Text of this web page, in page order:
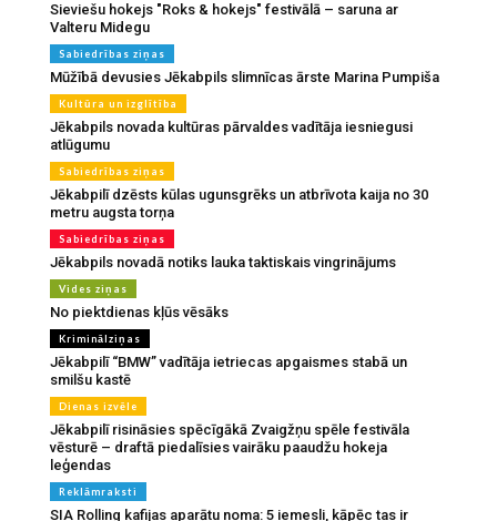
Sieviešu hokejs "Roks & hokejs" festivālā – saruna ar
Valteru Midegu
Sabiedrības ziņas
Mūžībā devusies Jēkabpils slimnīcas ārste Marina Pumpiša
Kultūra un izglītība
Jēkabpils novada kultūras pārvaldes vadītāja iesniegusi
atlūgumu
Sabiedrības ziņas
Jēkabpilī dzēsts kūlas ugunsgrēks un atbrīvota kaija no 30
metru augsta torņa
Sabiedrības ziņas
Jēkabpils novadā notiks lauka taktiskais vingrinājums
Vides ziņas
No piektdienas kļūs vēsāks
Kriminālziņas
Jēkabpilī “BMW” vadītāja ietriecas apgaismes stabā un
smilšu kastē
Dienas izvēle
Jēkabpilī risināsies spēcīgākā Zvaigžņu spēle festivāla
vēsturē – draftā piedalīsies vairāku paaudžu hokeja
leģendas
Reklāmraksti
SIA Rolling kafijas aparātu noma: 5 iemesli, kāpēc tas ir